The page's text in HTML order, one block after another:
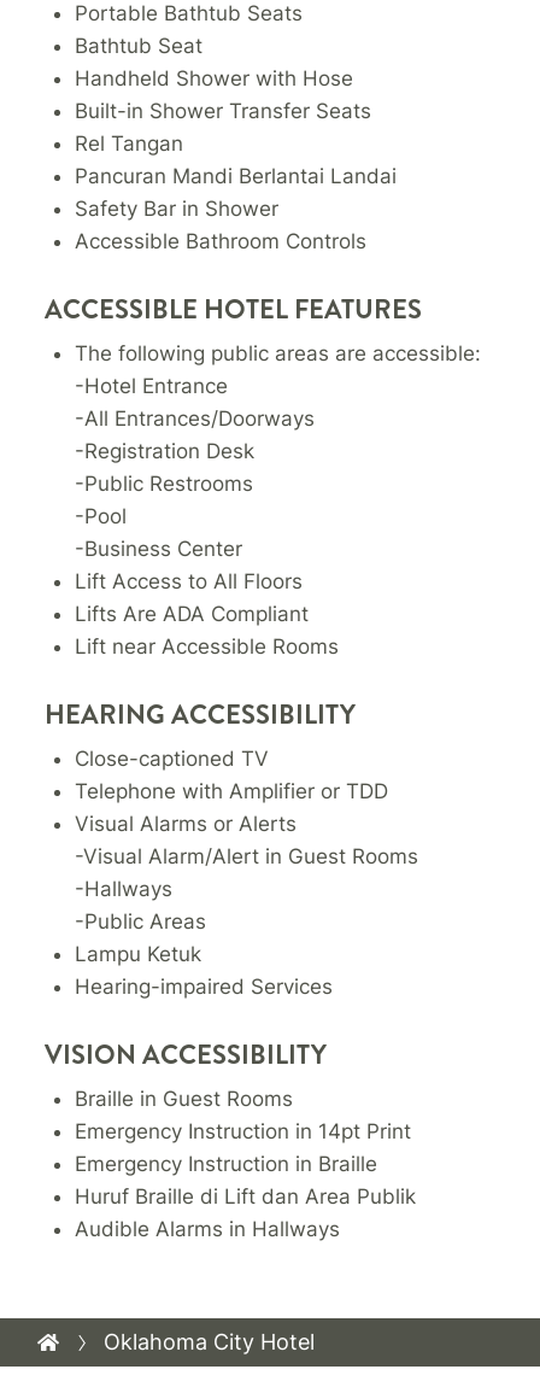
Portable Bathtub Seats
Bathtub Seat
Handheld Shower with Hose
Built-in Shower Transfer Seats
Rel Tangan
Pancuran Mandi Berlantai Landai
Safety Bar in Shower
Accessible Bathroom Controls
ACCESSIBLE HOTEL FEATURES
The following public areas are accessible:
-Hotel Entrance
-All Entrances/Doorways
-Registration Desk
-Public Restrooms
-Pool
-Business Center
Lift Access to All Floors
Lifts Are ADA Compliant
Lift near Accessible Rooms
HEARING ACCESSIBILITY
Close-captioned TV
Telephone with Amplifier or TDD
Visual Alarms or Alerts
-Visual Alarm/Alert in Guest Rooms
-Hallways
-Public Areas
Lampu Ketuk
Hearing-impaired Services
VISION ACCESSIBILITY
Braille in Guest Rooms
Emergency Instruction in 14pt Print
Emergency Instruction in Braille
Huruf Braille di Lift dan Area Publik
Audible Alarms in Hallways
Oklahoma City Hotel